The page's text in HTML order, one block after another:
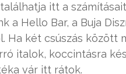
itt a
a Hello Bar, a Buja
. Ha két csúszás között
italok, koccintásra
vár itt rátok.